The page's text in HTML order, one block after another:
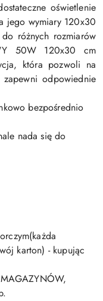
oświetlenie
jego wymiary 120x30
różnych rozmiarów
50W 120x30 cm
która pozwoli na
odpowiednie
bezpośrednio
nada się do
karton) - kupując